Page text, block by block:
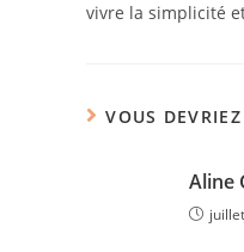
vivre la simplicité
VOUS
Aline